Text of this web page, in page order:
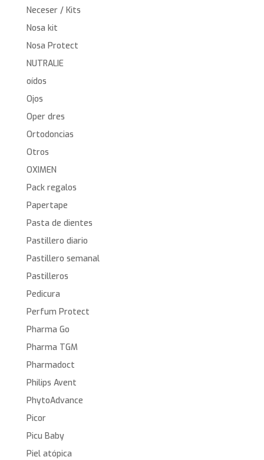
Neceser / Kits
Nosa kit
Nosa Protect
NUTRALIE
oídos
Ojos
Oper dres
Ortodoncias
Otros
OXIMEN
Pack regalos
Papertape
Pasta de dientes
Pastillero diario
Pastillero semanal
Pastilleros
Pedicura
Perfum Protect
Pharma Go
Pharma TGM
Pharmadoct
Philips Avent
PhytoAdvance
Picor
Picu Baby
Piel atópica